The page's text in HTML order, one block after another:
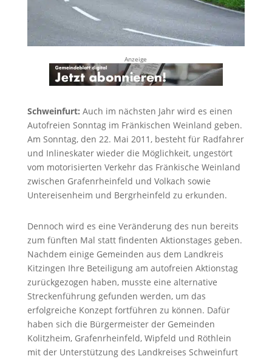
Anzeige
Schweinfurt: Auch im nächsten Jahr wird es einen
Autofreien Sonntag im Fränkischen Weinland geben.
Am Sonntag, den 22. Mai 2011, besteht für Radfahrer
und Inlineskater wieder die Möglichkeit, ungestört
vom motorisierten Verkehr das Fränkische Weinland
zwischen Grafenrheinfeld und Volkach sowie
Untereisenheim und Bergrheinfeld zu erkunden.
Dennoch wird es eine Veränderung des nun bereits
zum fünften Mal statt findenten Aktionstages geben.
Nachdem einige Gemeinden aus dem Landkreis
Kitzingen Ihre Beteiligung am autofreien Aktionstag
zurückgezogen haben, musste eine alternative
Streckenführung gefunden werden, um das
erfolgreiche Konzept fortführen zu können. Dafür
haben sich die Bürgermeister der Gemeinden
Kolitzheim, Grafenrheinfeld, Wipfeld und Röthlein
mit der Unterstützung des Landkreises Schweinfurt